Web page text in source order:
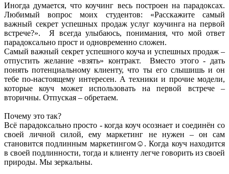
Иногда думается, что коучинг весь построен на парадоксах.
Любимый вопрос моих студентов: «Расскажите самый
важный секрет успешных продаж услуг коучинга на первой
встрече?». Я всегда улыбаюсь, понимания, что мой ответ
парадоксально прост и одновременно сложен.
Самый важный секрет успешного коуча и успешных продаж –
отпустить желание «взять» контракт. Вместо этого - дать
понять потенциальному клиенту, что ты его слышишь и он
тебе по-настоящему интересен. А техники и прочие модели,
которые коуч может использовать на первой встрече –
вторичны. Отпуская – обретаем.
Почему это так?
Всё парадоксально просто - когда коуч осознает и соединён со
своей личной силой, ему маркетинг не нужен – он сам
становится подлинным маркетингом☺. Когда коуч находится
в своей подлинности, тогда и клиенту легче говорить из своей
природы. Мы зеркальны.